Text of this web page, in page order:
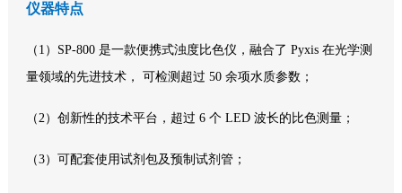
仪器特点
（1）SP-800 是一款便携式浊度比色仪，融合了 Pyxis 在光学测
量领域的先进技术， 可检测超过 50 余项水质参数；
（2）创新性的技术平台，超过 6 个 LED 波长的比色测量；
（3）可配套使用试剂包及预制试剂管；